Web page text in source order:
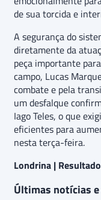
de sua torcida e
A segurança do
diretamente da
peça importante
campo, Lucas
combate e pela
um desfalque
Iago Teles, o que
eficientes para
nesta terça-feira.
Londrina |
Últimas notícias